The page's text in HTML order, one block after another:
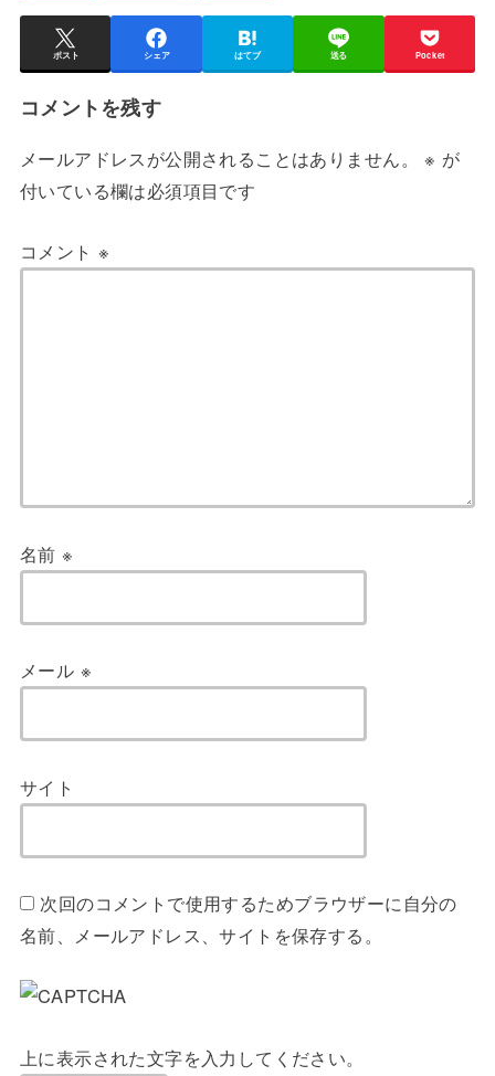
ポスト シェア はてブ 送る Pocket
コメントを残す
メールアドレスが公開されることはありません。 ※ が
付いている欄は必須項目です
コメント ※
名前※
メール ※
サイト
次回のコメントで使用するためブラウザーに自分の
名前、メールアドレス、サイトを保存する。
上に表示された文字を入力してください。